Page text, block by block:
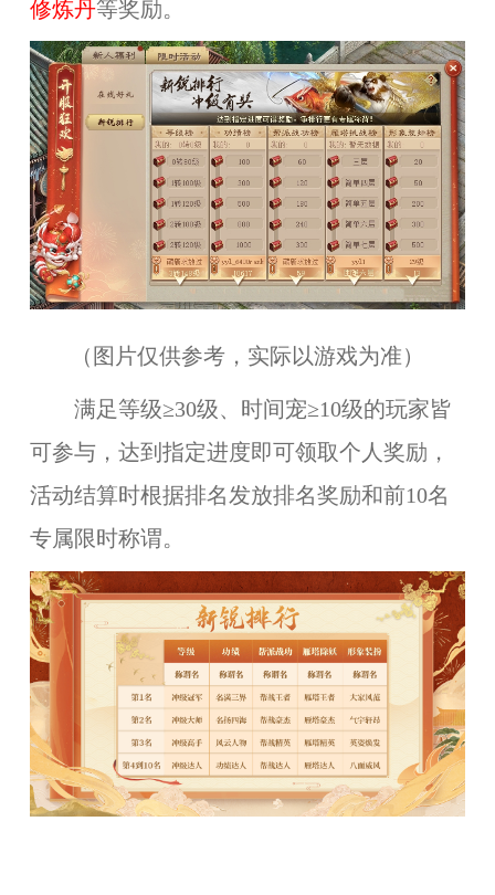
修炼丹等奖励。
（图片仅供参考，实际以游戏为准）
满足等级≥30级、时间宠≥10级的玩家皆
可参与，达到指定进度即可领取个人奖励，
活动结算时根据排名发放排名奖励和前10名
专属限时称谓。